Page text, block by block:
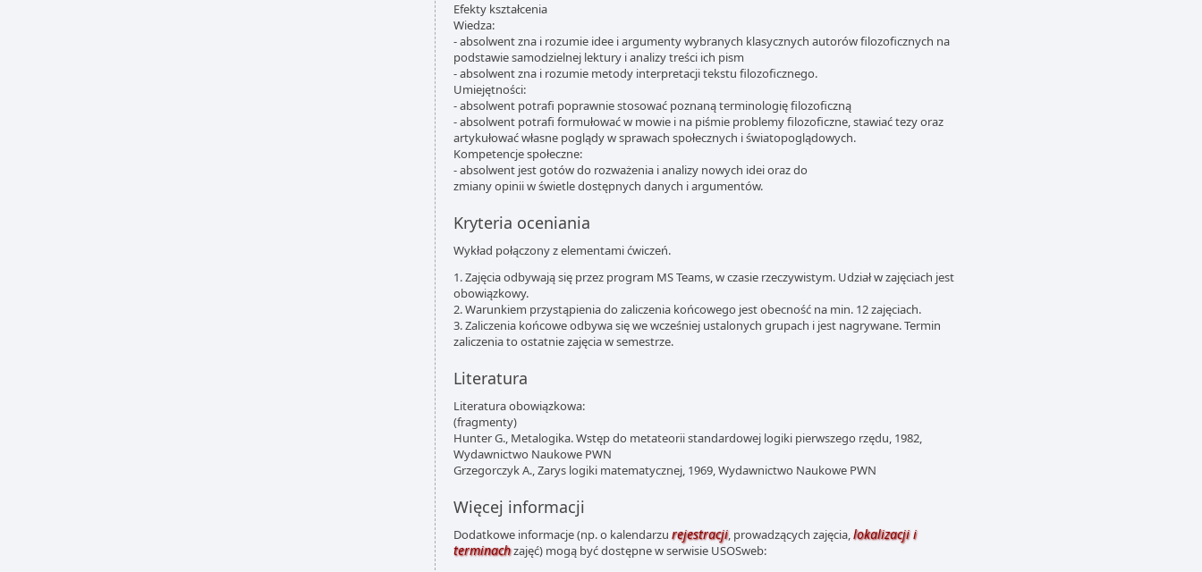
Efekty kształcenia
Wiedza:
- absolwent zna i rozumie idee i argumenty wybranych klasycznych autorów filozoficznych na
podstawie samodzielnej lektury i analizy treści ich pism
- absolwent zna i rozumie metody interpretacji tekstu filozoficznego.
Umiejętności:
- absolwent potrafi poprawnie stosować poznaną terminologię filozoficzną
- absolwent potrafi formułować w mowie i na piśmie problemy filozoficzne, stawiać tezy oraz
artykułować własne poglądy w sprawach społecznych i światopoglądowych.
Kompetencje społeczne:
- absolwent jest gotów do rozważenia i analizy nowych idei oraz do
zmiany opinii w świetle dostępnych danych i argumentów.
Kryteria oceniania
Wykład połączony z elementami ćwiczeń.
1. Zajęcia odbywają się przez program MS Teams, w czasie rzeczywistym. Udział w zajęciach jest
obowiązkowy.
2. Warunkiem przystąpienia do zaliczenia końcowego jest obecność na min. 12 zajęciach.
3. Zaliczenia końcowe odbywa się we wcześniej ustalonych grupach i jest nagrywane. Termin
zaliczenia to ostatnie zajęcia w semestrze.
Literatura
Literatura obowiązkowa:
(fragmenty)
Hunter G., Metalogika. Wstęp do metateorii standardowej logiki pierwszego rzędu, 1982,
Wydawnictwo Naukowe PWN
Grzegorczyk A., Zarys logiki matematycznej, 1969, Wydawnictwo Naukowe PWN
Więcej informacji
Dodatkowe informacje (np. o kalendarzu rejestracji, prowadzących zajęcia,lokalizacji i
terminachzajęć) mogą być dostępne w serwisie USOSweb: